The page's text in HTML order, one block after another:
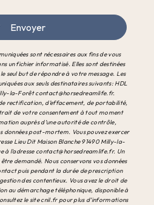
Envoyer
sont nécessaires aux fins de vous
un fichier informatisé. Elles sont destinées
seul but de répondre à votre message. Les
aux seuls destinataires suivants: HDL
la-Forêt contact@horsedreamlife.fr.
de rectification, d’effacement, de portabilité,
de votre consentement à tout moment
auprès d’une autorité de contrôle,
données post-mortem. Vous pouvez exercer
Lieu Dit Maison Blanche 91490 Milly-la-
à l'adresse contact@horsedreamlife.fr. Un
demandé. Nous conservons vos données
puis pendant la durée de prescription
des contentieux. Vous avez le droit de
au démarchage téléphonique, disponible à
le site cnil.fr pour plus d’informations